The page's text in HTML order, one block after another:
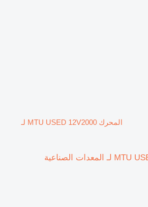
المحرك MTU USED 12V2000 لـ